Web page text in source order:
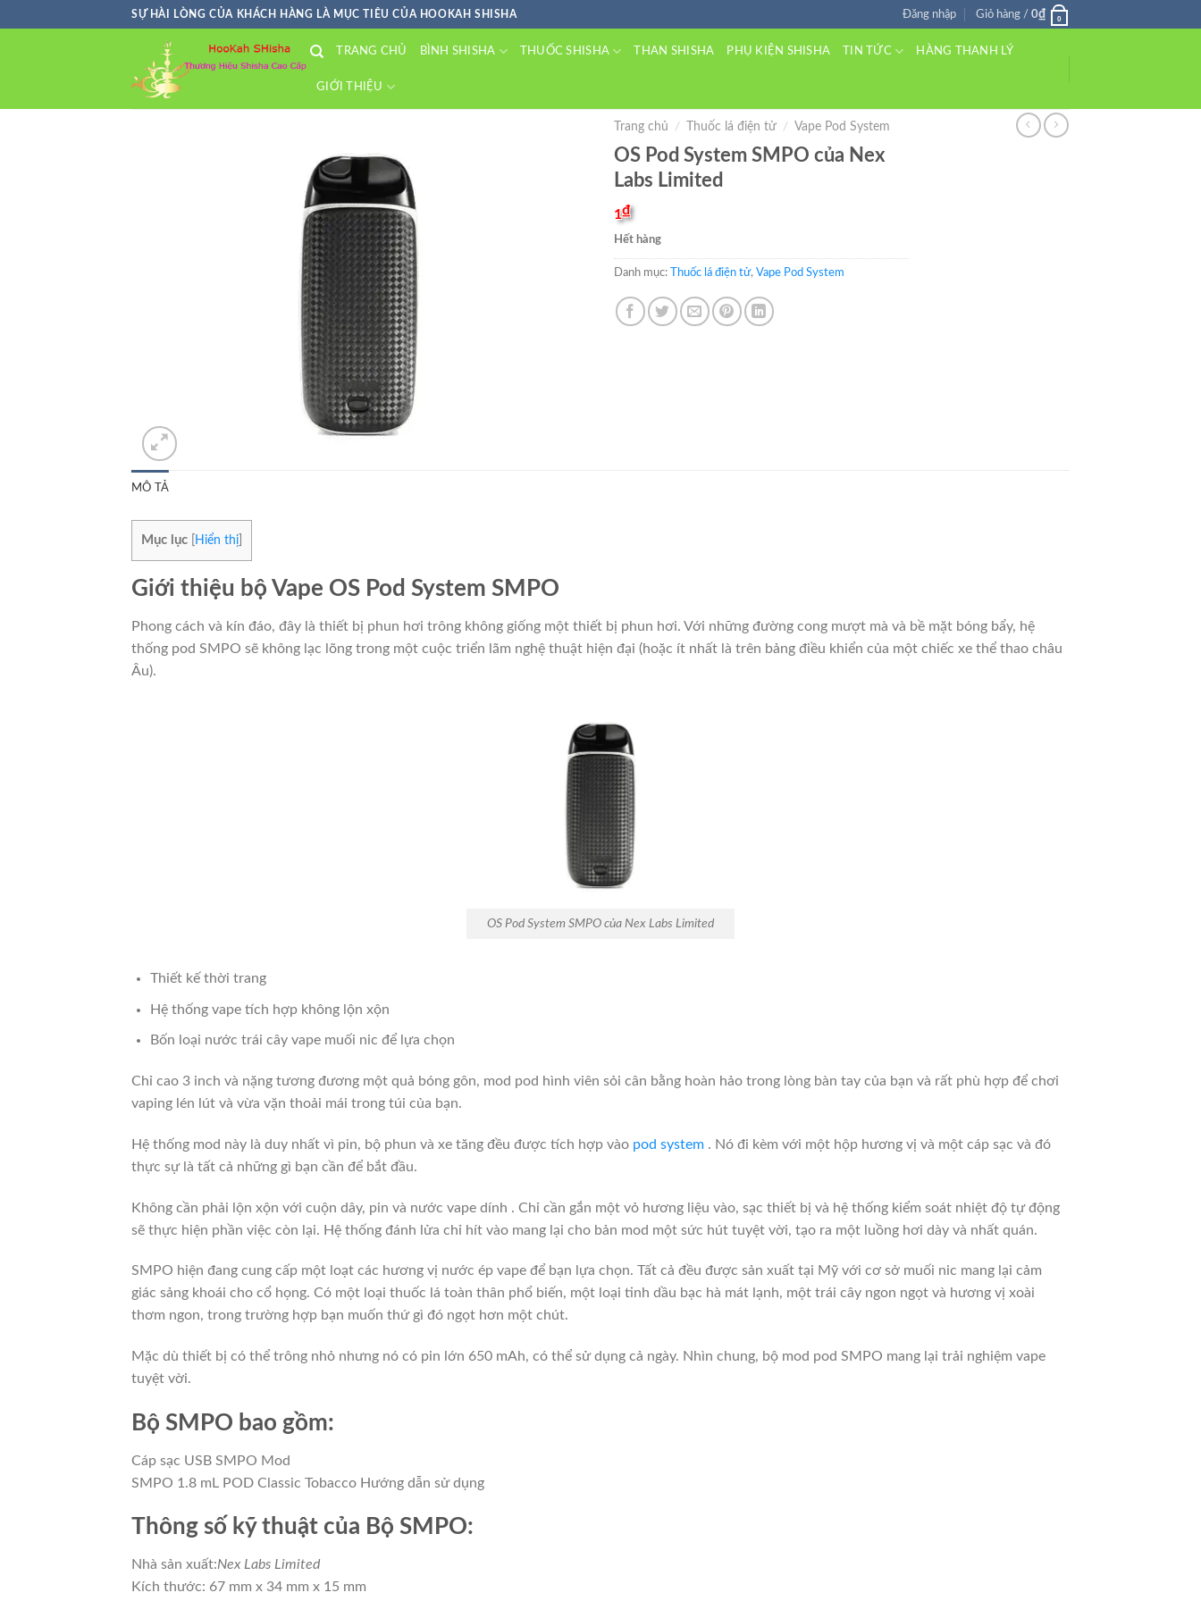
to
SỰ HÀI LÒNG CỦA KHÁCH HÀNG LÀ MỤC TIÊU CỦA HOOKAH SHISHA Đăng nhập Giỏ hàng / 0₫ 0
TRANG CHỦ BÌNH SHISHA THUỐC SHISHA THAN SHISHA PHỤ KIỆN SHISHA TIN TỨC HÀNG THANH LÝ
GIỚI THIỆU
Trang chủ / Thuốc lá điện tử / Vape Pod System
OS Pod System SMPO của Nex
Labs Limited
1₫
Hết hàng
Danh mục: Thuốc lá điện tử, Vape Pod System
MÔ TẢ
Mục lục Hiển thị
Giới thiệu bộ Vape OS Pod System SMPO
Phong cách và kín đáo, đây là thiết bị phun hơi trông không giống một thiết bị phun hơi. Với những đường cong mượt mà và bề mặt bóng bẩy, hệ
thống pod SMPO sẽ không lạc lõng trong một cuộc triển lãm nghệ thuật hiện đại (hoặc ít nhất là trên bảng điều khiển của một chiếc xe thể thao châu
Âu).
OS Pod System SMPO của Nex Labs Limited
Thiết kế thời trang
Hệ thống vape tích hợp không lộn xộn
Bốn loại nước trái cây vape muối nic để lựa chọn
Chỉ cao 3 inch và nặng tương đương một quả bóng gôn, mod pod hình viên sỏi cân bằng hoàn hảo trong lòng bàn tay của bạn và rất phù hợp để chơi
vaping lén lút và vừa vặn thoải mái trong túi của bạn.
Hệ thống mod này là duy nhất vì pin, bộ phun và xe tăng đều được tích hợp vào pod system . Nó đi kèm với một hộp hương vị và một cáp sạc và đó
thực sự là tất cả những gì bạn cần để bắt đầu.
Không cần phải lộn xộn với cuộn dây, pin và nước vape dính . Chỉ cần gắn một vỏ hương liệu vào, sạc thiết bị và hệ thống kiểm soát nhiệt độ tự động
sẽ thực hiện phần việc còn lại. Hệ thống đánh lửa chỉ hít vào mang lại cho bản mod một sức hút tuyệt vời, tạo ra một luồng hơi dày và nhất quán.
SMPO hiện đang cung cấp một loạt các hương vị nước ép vape để bạn lựa chọn. Tất cả đều được sản xuất tại Mỹ với cơ sở muối nic mang lại cảm
giác sảng khoái cho cổ họng. Có một loại thuốc lá toàn thân phổ biến, một loại tinh dầu bạc hà mát lạnh, một trái cây ngon ngọt và hương vị xoài
thơm ngon, trong trường hợp bạn muốn thứ gì đó ngọt hơn một chút.
Mặc dù thiết bị có thể trông nhỏ nhưng nó có pin lớn 650 mAh, có thể sử dụng cả ngày. Nhìn chung, bộ mod pod SMPO mang lại trải nghiệm vape
tuyệt vời.
Bộ SMPO bao gồm:
Cáp sạc USB SMPO Mod
SMPO 1.8 mL POD Classic Tobacco Hướng dẫn sử dụng
Thông số kỹ thuật của Bộ SMPO:
Nhà sản xuất:Nex Labs Limited
Kích thước: 67 mm x 34 mm x 15 mm